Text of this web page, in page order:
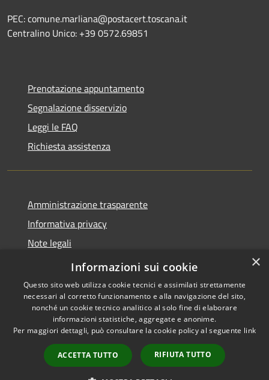
PEC: comune.marliana@postacert.toscana.it
Centralino Unico: +39 0572.69851
Prenotazione appuntamento
Segnalazione disservizio
Leggi le FAQ
Richiesta assistenza
Amministrazione trasparente
Informativa privacy
Note legali
Dichiarazione di accessibilità
Accessibilità
Copyright © 2026 • Comune di
Marliana • Powered by
Municipium•
Accesso
redazione
×
Informazioni sui cookie
Questo sito web utilizza cookie tecnici e assimilati strettamente
necessari al corretto funzionamento e alla navigazione del sito,
nonché un cookie tecnico analitico al solo fine di elaborare
informazioni statistiche, aggregate e anonime.
Per maggiori dettagli, può consultare la cookie policy al seguente link
ACCETTA TUTTO RIFIUTA TUTTO